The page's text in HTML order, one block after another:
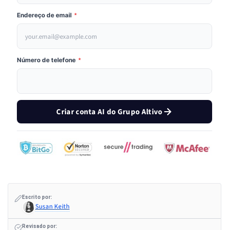
Endereço de email *
Número de telefone *
Criar conta AI do Grupo Altivo
Escrito por:
Susan Keith
Revisado por: